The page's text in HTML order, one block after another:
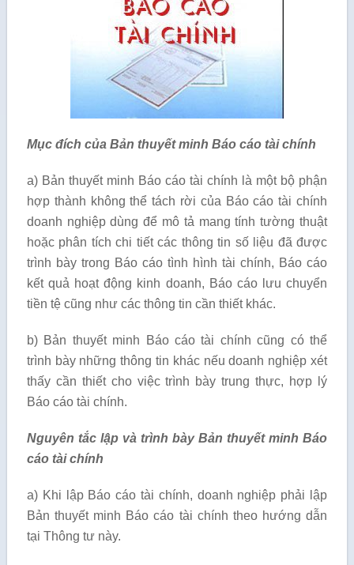
Mục đích của Bản thuyết minh Báo cáo tài chính
a) Bản thuyết minh Báo cáo tài chính là một bộ phận
hợp thành không thể tách rời của Báo cáo tài chính
doanh nghiệp dùng để mô tả mang tính tường thuật
hoặc phân tích chi tiết các thông tin số liệu đã được
trình bày trong Báo cáo tình hình tài chính, Báo cáo
kết quả hoạt động kinh doanh, Báo cáo lưu chuyển
tiền tệ cũng như các thông tin cần thiết khác.
b) Bản thuyết minh Báo cáo tài chính cũng có thể
trình bày những thông tin khác nếu doanh nghiệp xét
thấy cần thiết cho việc trình bày trung thực, hợp lý
Báo cáo tài chính.
Nguyên tắc lập và trình bày Bản thuyết minh Báo
cáo tài chính
a) Khi lập Báo cáo tài chính, doanh nghiệp phải lập
Bản thuyết minh Báo cáo tài chính theo hướng dẫn
tại Thông tư này.